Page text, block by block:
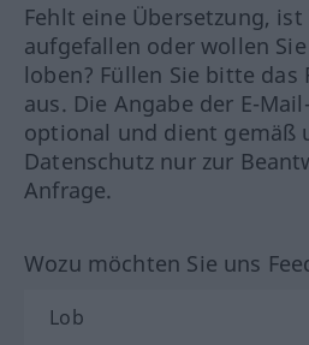
Fehlt eine Übersetzung,
aufgefallen oder wollen
loben? Füllen Sie bitte das
aus. Die Angabe der E-
optional und dient gemäß
Datenschutz nur zur
Anfrage.
Wozu möchten Sie uns